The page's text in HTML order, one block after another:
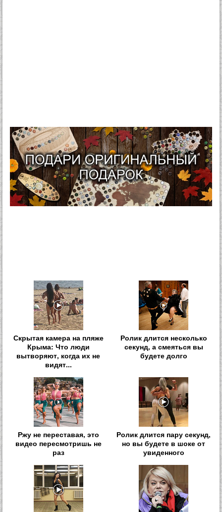
Скрытая камера на пляже
Крыма: Что люди
вытворяют, когда их не
видят...
Ролик длится несколько
секунд, а смеяться вы
будете долго
Ржу не переставая, это
видео пересмотришь не
раз
Ролик длится пару секунд,
но вы будете в шоке от
увиденного